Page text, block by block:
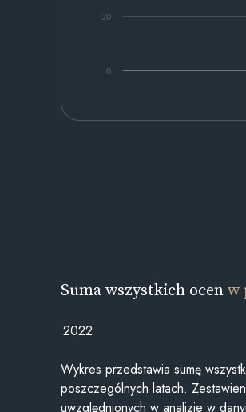
0
20
Suma wszystkich ocenw
2022
Wykres przedstawia sumę
poszczególnych latach.
uwzględnionych w analizie w